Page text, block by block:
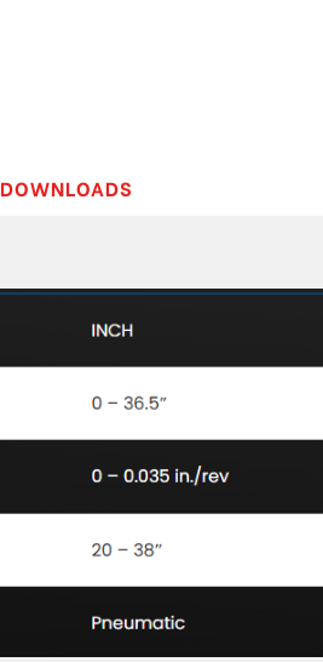
DOWNLOADS